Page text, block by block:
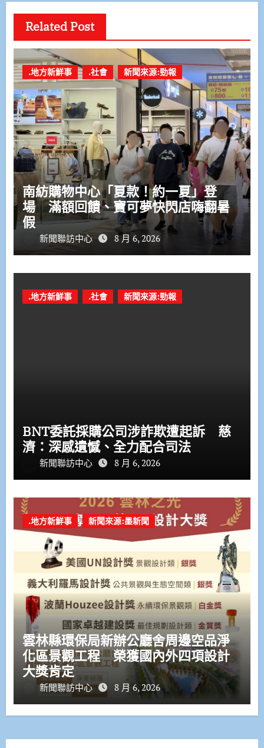
Related Post
.地方新鮮事 .社會 新聞來源:勁報
南紡購物中心「夏款！約一夏」登
場 滿額回饋、寶可夢快閃店嗨翻暑
假
新聞聯訪中心 8 月 6, 2026
.地方新鮮事 .社會 新聞來源:勁報
BNT委託採購公司涉詐欺遭起訴 慈
濟：深感遺憾、全力配合司法
新聞聯訪中心 8 月 6, 2026
.地方新鮮事 新聞來源:墨新聞
雲林縣環保局新辦公廳舍周邊空品淨
化區景觀工程 榮獲國內外四項設計
大獎肯定
新聞聯訪中心 8 月 6, 2026